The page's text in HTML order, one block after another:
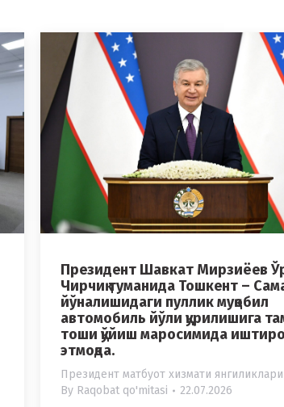
Президент Шавкат Мирзиёев
Чирчиқ туманида Тошкент –
йўналишидаги пуллик муқобил
автомобиль йўли қурилишига
тоши қўйиш маросимида
этмоқда.
Президент матбуот хизмати янгиликлари
By Raqobat qo'mitasi 22.07.2026